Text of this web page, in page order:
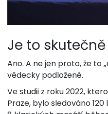
Je to
Ano. A ne jen proto, že to
vědecky podložené.
Ve studii z roku 2022,
Praze, bylo sledováno